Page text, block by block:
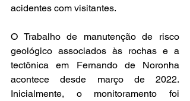
acidentes com visitantes.
O Trabalho de manutenção de risco
geológico associados às rochas e a
tectônica em Fernando de Noronha
acontece desde março de 2022.
Inicialmente, o monitoramento foi